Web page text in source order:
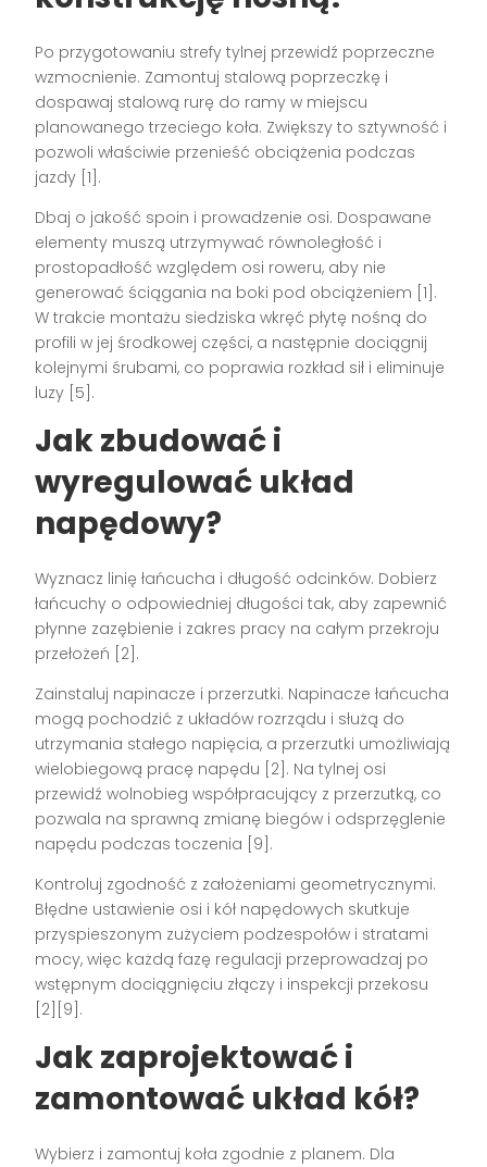
Po przygotowaniu strefy tylnej przewidź poprzeczne
wzmocnienie. Zamontuj stalową poprzeczkę i
dospawaj stalową rurę do ramy w miejscu
planowanego trzeciego koła. Zwiększy to sztywność i
pozwoli właściwie przenieść obciążenia podczas
jazdy [1].
Dbaj o jakość spoin i prowadzenie osi. Dospawane
elementy muszą utrzymywać równoległość i
prostopadłość względem osi roweru, aby nie
generować ściągania na boki pod obciążeniem [1].
W trakcie montażu siedziska wkręć płytę nośną do
profili w jej środkowej części, a następnie dociągnij
kolejnymi śrubami, co poprawia rozkład sił i eliminuje
luzy [5].
Jak zbudować i
wyregulować układ
napędowy?
Wyznacz linię łańcucha i długość odcinków. Dobierz
łańcuchy o odpowiedniej długości tak, aby zapewnić
płynne zazębienie i zakres pracy na całym przekroju
przełożeń [2].
Zainstaluj napinacze i przerzutki. Napinacze łańcucha
mogą pochodzić z układów rozrządu i służą do
utrzymania stałego napięcia, a przerzutki umożliwiają
wielobiegową pracę napędu [2]. Na tylnej osi
przewidź wolnobieg współpracujący z przerzutką, co
pozwala na sprawną zmianę biegów i odsprzęglenie
napędu podczas toczenia [9].
Kontroluj zgodność z założeniami geometrycznymi.
Błędne ustawienie osi i kół napędowych skutkuje
przyspieszonym zużyciem podzespołów i stratami
mocy, więc każdą fazę regulacji przeprowadzaj po
wstępnym dociągnięciu złączy i inspekcji przekosu
[2][9].
Jak zaprojektować i
zamontować układ kół?
Wybierz i zamontuj koła zgodnie z planem. Dla